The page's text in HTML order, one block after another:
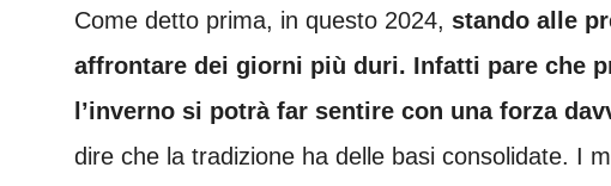
Come detto prima, in questo 2024, stando alle
affrontare dei giorni più duri. Infatti pare che
l’inverno si potrà far sentire con una forza
dire che la tradizione ha delle basi consolidate. I